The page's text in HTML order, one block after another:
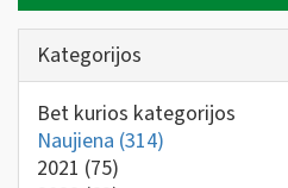
Kategorijos
Bet kurios kategorijos
Naujiena (314)
2021 (75)